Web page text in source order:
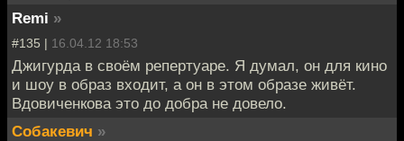
Remi »
#135 | 16.04.12 18:53
Джигурда в своём репертуаре. Я думал, он для кино
и шоу в образ входит, а он в этом образе живёт.
Вдовиченкова это до добра не довело.
Собакевич »